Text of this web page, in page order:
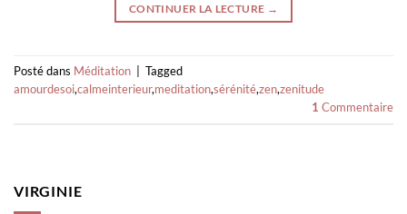
CONTINUER LA LECTURE →
Posté dans Méditation
Tagged
amourdesoi,calmeinterieur,meditation,sérénité,zen,zenitude
1 Commentaire
VIRGINIE